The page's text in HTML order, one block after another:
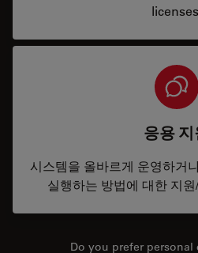
응용 지
시스템을 올바르게 운영하거
실행하는 방법에 대한 지
Do you prefer personal